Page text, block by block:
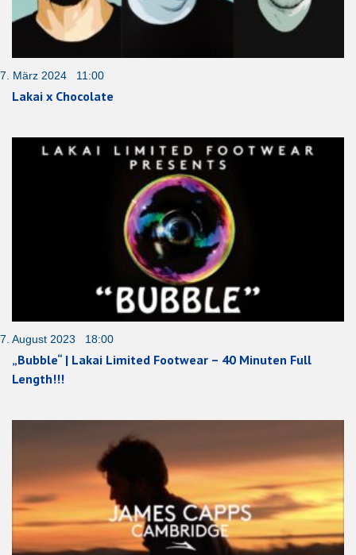
7. März 2024 11:00
Lakai x Chocolate
7. August 2023 18:00
„Bubble“ | Lakai Limited Footwear – 40 Minuten Full
Length!!!